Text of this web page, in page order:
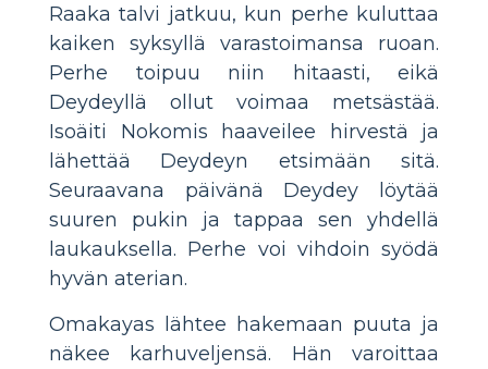
Raaka talvi jatkuu, kun perhe kuluttaa
kaiken syksyllä varastoimansa ruoan.
Perhe toipuu niin hitaasti, eikä
Deydeyllä ollut voimaa metsästää.
Isoäiti Nokomis haaveilee hirvestä ja
lähettää Deydeyn etsimään sitä.
Seuraavana päivänä Deydey löytää
suuren pukin ja tappaa sen yhdellä
laukauksella. Perhe voi vihdoin syödä
hyvän aterian.
Omakayas lähtee hakemaan puuta ja
näkee karhuveljensä. Hän varoittaa